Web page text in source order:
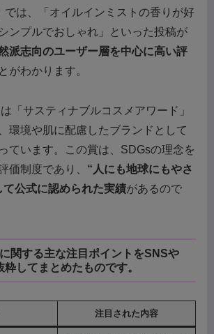
では、「オイルインミストの香りが好
ンプルでおしゃれ」といった投稿が
派志向のユーザー層を中心に高い評
がわかります。
「サスティナブルコスメアワード」
環境や肌に配慮したブランドとして
ています。この賞は、SDGsの理念を
価制度であり、 “人にも地球にもやさ
て公式に認められた実績があるので
関する主な注目ポイントをSNSや
粋してまとめたものです。
注目された内容